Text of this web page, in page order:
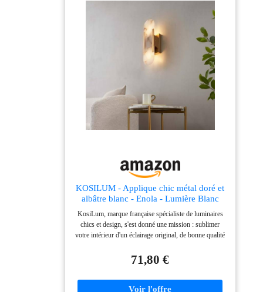
KOSILUM - Applique chic métal doré et
albâtre blanc - Enola - Lumière Blanc
Chaud Eclairage Salon Chambre Cuisine
Couloir - - - E14 - IP20
KosiLum, marque française spécialiste de luminaires
chics et design, s'est donné une mission : sublimer
votre intérieur d'un éclairage original, de bonne qualité
disposition. Votre satisfaction fait notre bonheur !
71,80 €